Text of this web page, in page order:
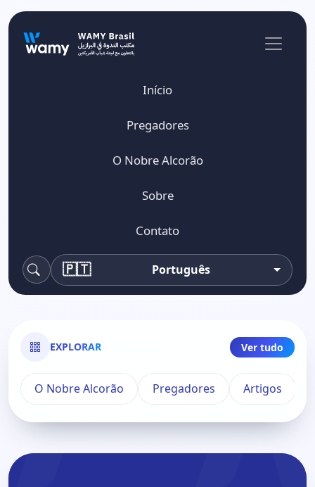
Início
Pregadores
O Nobre Alcorão
Sobre
Contato
Pesquisa
🇵🇹 Português
EXPLORAR Ver tudo
O Nobre Alcorão Pregadores Artigos